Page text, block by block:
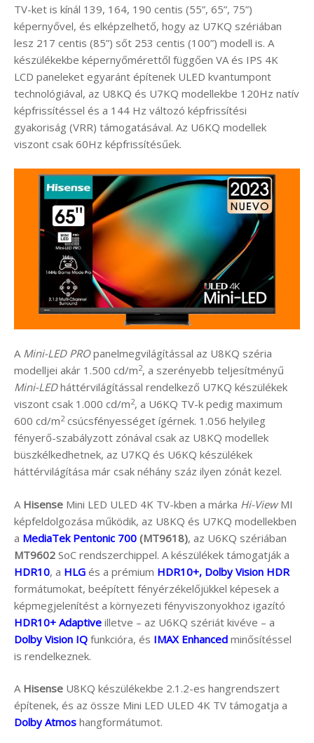
TV-ket is kínál 139, 164, 190 centis (55”, 65”, 75”)
képernyővel, és elképzelhető, hogy az U7KQ szériában
lesz 217 centis (85”) sőt 253 centis (100”) modell is. A
készülékekbe képernyőmérettől függően VA és IPS 4K
LCD paneleket egyaránt építenek ULED kvantumpont
technológiával, az U8KQ és U7KQ modellekbe 120Hz natív
képfrissítéssel és a 144 Hz változó képfrissítési
gyakoriság (VRR) támogatásával. Az U6KQ modellek
viszont csak 60Hz képfrissítésűek.
A Mini-LED PROpanelmegvilágítással az U8KQ széria
modelljei akár 1.500 cd/m2, a szerényebb teljesítményű
Mini-LEDháttérvilágítással rendelkező U7KQ készülékek
viszont csak 1.000 cd/m2, a U6KQ TV-k pedig maximum
600 cd/m2csúcsfényességet ígérnek. 1.056 helyileg
fényerő-szabályzott zónával csak az U8KQ modellek
büszkélkedhetnek, az U7KQ és U6KQ készülékek
háttérvilágítása már csak néhány száz ilyen zónát kezel.
A Hisense Mini LED ULED 4K TV-kben a márka Hi-ViewMI
képfeldolgozása működik, az U8KQ és U7KQ modellekben
a MediaTek Pentonic 700 (MT9618), az U6KQ szériában
MT9602 SoC rendszerchippel. A készülékek támogatják a
HDR10, a HLG és a prémium HDR10+, Dolby Vision HDR
formátumokat, beépített fényérzékelőjükkel képesek a
képmegjelenítést a környezeti fényviszonyokhoz igazító
HDR10+ Adaptive illetve – az U6KQ szériát kivéve – a
Dolby Vision IQ funkcióra, és IMAX Enhanced minősítéssel
is rendelkeznek.
AHisense U8KQ készülékekbe 2.1.2-es hangrendszert
építenek, és az össze Mini LED ULED 4K TV támogatja a
Dolby Atmos hangformátumot.